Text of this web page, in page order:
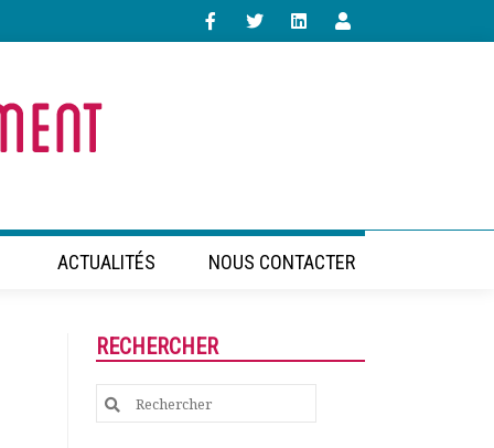
ACTUALITÉS NOUS CONTACTER
RECHERCHER
Search
for: